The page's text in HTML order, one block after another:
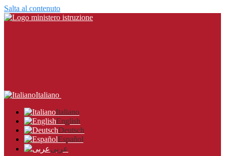
Salta al contenuto
Italiano
Italiano
English
Deutsch
Español
عربى